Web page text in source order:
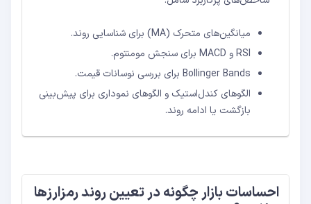
میانگین‌های متحرک (MA) برای شناسایی روند.
RSI و MACD برای سنجش مومنتوم.
Bollinger Bands برای بررسی نوسانات قیمت.
الگوهای کندل‌استیک و الگوهای نموداری برای پیش‌بینی
بازگشت یا ادامه روند.
احساسات بازار چگونه در تعیین روند رمزارزها